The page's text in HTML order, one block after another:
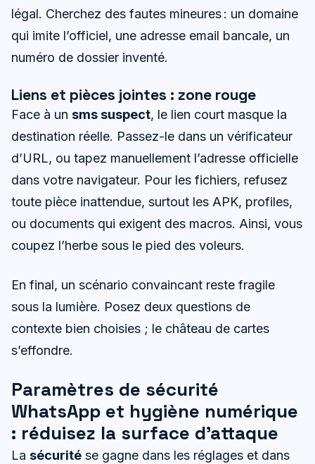
légal. Cherchez des fautes mineures : un domaine
qui imite l’officiel, une adresse email bancale, un
numéro de dossier inventé.
Liens et pièces jointes : zone rouge
Face à un sms suspect, le lien court masque la
destination réelle. Passez-le dans un vérificateur
d’URL, ou tapez manuellement l’adresse officielle
dans votre navigateur. Pour les fichiers, refusez
toute pièce inattendue, surtout les APK, profiles,
ou documents qui exigent des macros. Ainsi, vous
coupez l’herbe sous le pied des voleurs.
En final, un scénario convaincant reste fragile
sous la lumière. Posez deux questions de
contexte bien choisies ; le château de cartes
s’effondre.
Paramètres de sécurité
WhatsApp et hygiène numérique
: réduisez la surface d’attaque
La sécurité se gagne dans les réglages et dans